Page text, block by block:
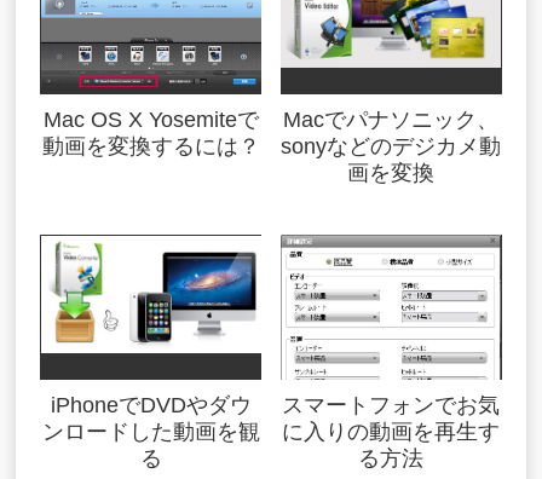
Mac OS X Yosemiteで
動画を変換するには？
Macでパナソニック、
sonyなどのデジカメ動
画を変換
iPhoneでDVDやダウ
ンロードした動画を観
る
スマートフォンでお気
に入りの動画を再生す
る方法